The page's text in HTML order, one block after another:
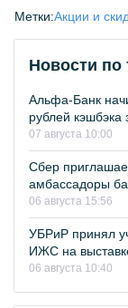
Метки:Акции и
Новости по
Альфа-Банк
рублей кэшбэка
07 августа 10:00
Сбер
амбассадоры
06 августа 15:56
УБРиР принял
ИЖС на
06 августа 10:40